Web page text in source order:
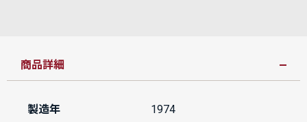
商品詳細
製造年 1974